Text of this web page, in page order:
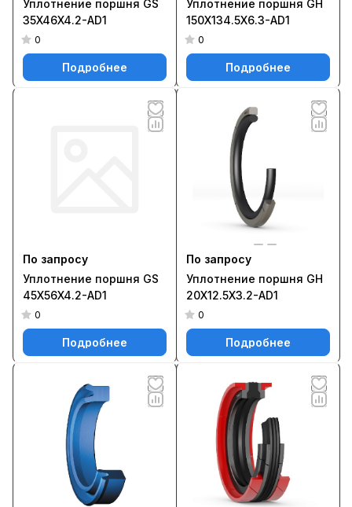
Уплотнение поршня GS
35X46X4.2-AD1
0
Подробнее
Уплотнение поршня GH
150X134.5X6.3-AD1
0
Подробнее
По запросу
Уплотнение поршня GS
45X56X4.2-AD1
0
Подробнее
По запросу
Уплотнение поршня GH
20X12.5X3.2-AD1
0
Подробнее